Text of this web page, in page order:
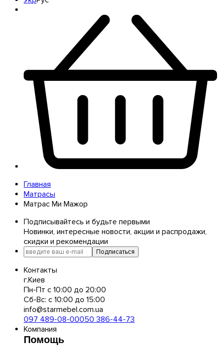
Главная
Матрасы
Матрас Ми Мажор
Подписывайтесь и будьте первыми
Новинки, интересные новости, акции и распродажи,
скидки и рекомендации
Подписаться
Контакты
г.Киев
Пн-Пт с 10:00 до 20:00
Сб-Вс: с 10:00 до 15:00
info@starmebel.com.ua
097 489-08-00050 386-44-73
Компания
Помощь